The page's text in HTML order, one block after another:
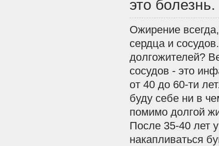
это болезнь.
Ожирение
сердца и
долгожителей?
сосудов - это
от 40 до 60-ти
буду себе ни в
помимо долгой
После 35-40 лет
накапливаться